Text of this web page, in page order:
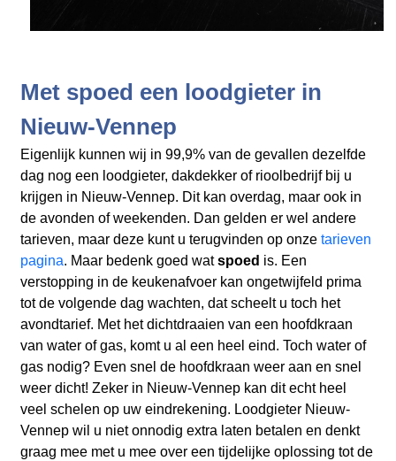
Met spoed een loodgieter in
Nieuw-Vennep
Eigenlijk kunnen wij in 99,9% van de gevallen dezelfde
dag nog een loodgieter, dakdekker of rioolbedrijf bij u
krijgen in Nieuw-Vennep. Dit kan overdag, maar ook in
de avonden of weekenden. Dan gelden er wel andere
tarieven, maar deze kunt u terugvinden op onze tarieven
pagina. Maar bedenk goed watspoed is. Een
verstopping in de keukenafvoer kan ongetwijfeld prima
tot de volgende dag wachten, dat scheelt u toch het
avondtarief. Met het dichtdraaien van een hoofdkraan
van water of gas, komt u al een heel eind. Toch water of
gas nodig? Even snel de hoofdkraan weer aan en snel
weer dicht! Zeker in Nieuw-Vennep kan dit echt heel
veel schelen op uw eindrekening. Loodgieter Nieuw-
Vennep wil u niet onnodig extra laten betalen en denkt
graag mee met u mee over een tijdelijke oplossing tot de